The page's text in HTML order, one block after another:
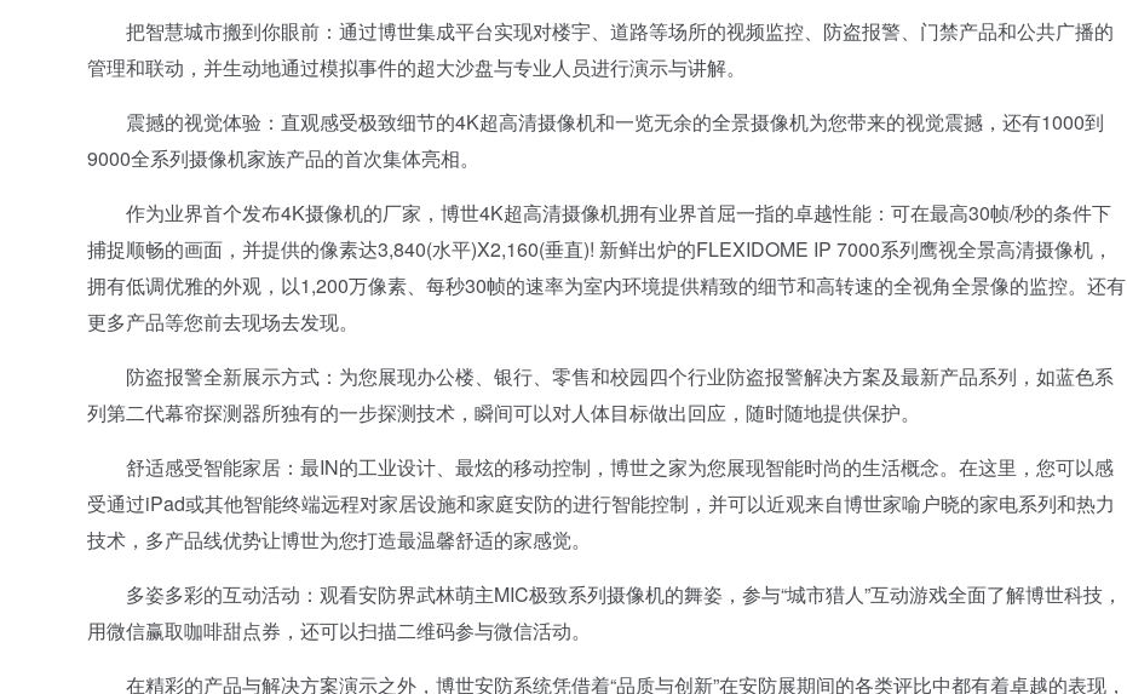
把智慧城市搬到你眼前：通过博世集成平台实现对楼宇、道路等场所的视频监控、防盗报警、门禁产品和公共广播的
管理和联动，并生动地通过模拟事件的超大沙盘与专业人员进行演示与讲解。
震撼的视觉体验：直观感受极致细节的4K超高清摄像机和一览无余的全景摄像机为您带来的视觉震撼，还有1000到
9000全系列摄像机家族产品的首次集体亮相。
作为业界首个发布4K摄像机的厂家，博世4K超高清摄像机拥有业界首屈一指的卓越性能：可在最高30帧/秒的条件下
捕捉顺畅的画面，并提供的像素达3,840(水平)X2,160(垂直)! 新鲜出炉的FLEXIDOME IP 7000系列鹰视全景高清摄像机，
拥有低调优雅的外观，以1,200万像素、每秒30帧的速率为室内环境提供精致的细节和高转速的全视角全景像的监控。还有
更多产品等您前去现场去发现。
防盗报警全新展示方式：为您展现办公楼、银行、零售和校园四个行业防盗报警解决方案及最新产品系列，如蓝色系
列第二代幕帘探测器所独有的一步探测技术，瞬间可以对人体目标做出回应，随时随地提供保护。
舒适感受智能家居：最IN的工业设计、最炫的移动控制，博世之家为您展现智能时尚的生活概念。在这里，您可以感
受通过iPad或其他智能终端远程对家居设施和家庭安防的进行智能控制，并可以近观来自博世家喻户晓的家电系列和热力
技术，多产品线优势让博世为您打造最温馨舒适的家感觉。
多姿多彩的互动活动：观看安防界武林萌主MIC极致系列摄像机的舞姿，参与“城市猎人”互动游戏全面了解博世科技，
用微信赢取咖啡甜点券，还可以扫描二维码参与微信活动。
在精彩的产品与解决方案演示之外，博世安防系统凭借着“品质与创新”在安防展期间的各类评比中都有着卓越的表现，